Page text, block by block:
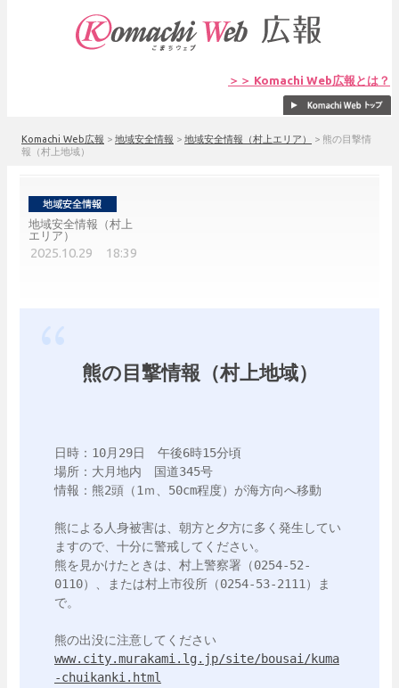
＞＞ Komachi Web広報とは？
Komachi Web広報 > 地域安全情報 > 地域安全情報（村上エリア） > 熊の目撃情
報（村上地域）
地域安全情報（村上
エリア）
2025.10.29 18:39
熊の目撃情報（村上地域）
日時：10月29日　午後6時15分頃
場所：大月地内　国道345号
情報：熊2頭（1ｍ、50cm程度）が海方向へ移動
熊による人身被害は、朝方と夕方に多く発生してい
ますので、十分に警戒してください。
熊を見かけたときは、村上警察署（0254-52-
0110）、または村上市役所（0254-53-2111）ま
で。
www.city.murakami.lg.jp/site/bousai/kuma
-chuikanki.html